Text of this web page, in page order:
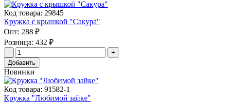
Код товара: 29845
Кружка с крышкой "Сакура"
Опт: 288 ₽
Розница: 432 ₽
Добавить
Новинки
Код товара: 91582-1
Кружка "Любимой зайке"